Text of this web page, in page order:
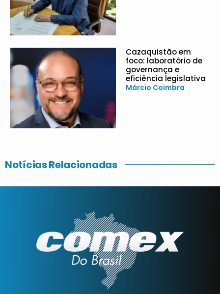
Cazaquistão em
foco: laboratório de
governança e
eficiência legislativa
Márcio Coimbra
Notícias Relacionadas